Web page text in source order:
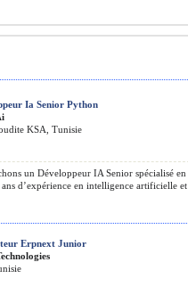
Ia Senior Python
KSA, Tunisie
un Développeur IA Senior spécialisé en
d’expérience en intelligence artificielle et
Erpnext Junior